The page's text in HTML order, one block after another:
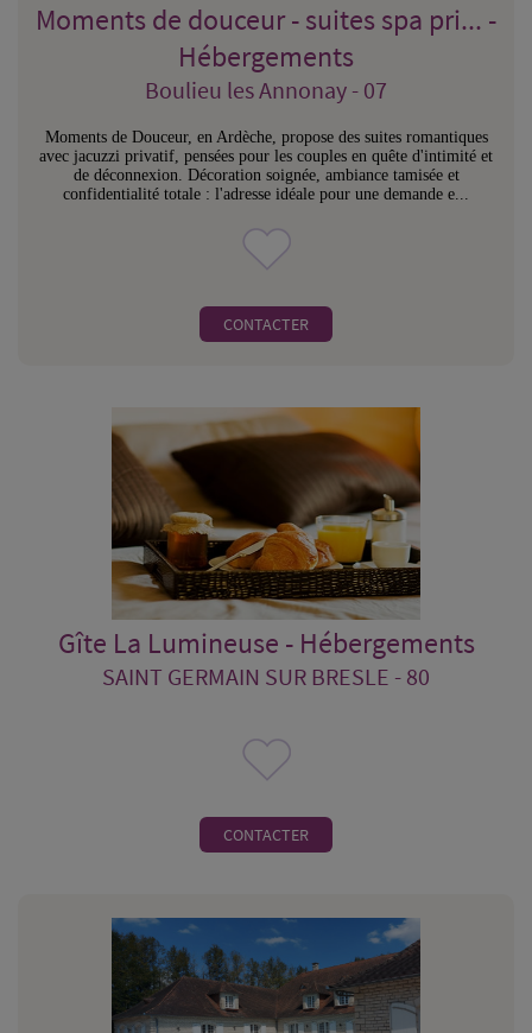
Moments de douceur - suites spa pri... -
Hébergements
Boulieu les Annonay - 07
Moments de Douceur, en Ardèche, propose des suites romantiques
avec jacuzzi privatif, pensées pour les couples en quête d'intimité et
de déconnexion. Décoration soignée, ambiance tamisée et
confidentialité totale : l'adresse idéale pour une demande e...
CONTACTER
Gîte La Lumineuse - Hébergements
SAINT GERMAIN SUR BRESLE - 80
CONTACTER